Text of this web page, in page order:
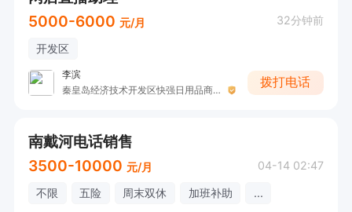
5000-6000 元/月 32分钟前
开发区
李滨
秦皇岛经济技术开发区快强日用品商店
拨打电话
南戴河电话销售
3500-10000 元/月 04-14 02:47
不限 五险 周末双休 加班补助 ...